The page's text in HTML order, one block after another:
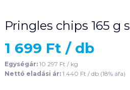
Pringles chips 165 g
1 699 Ft / db
Egységár: 10 297 Ft / kg
Nettó eladási ár: 1 440 Ft / db (18% áfa)